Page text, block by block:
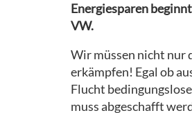
Energiesparen
VW.
Wir müssen nicht nur
erkämpfen! Egal ob
Flucht
muss abgeschafft